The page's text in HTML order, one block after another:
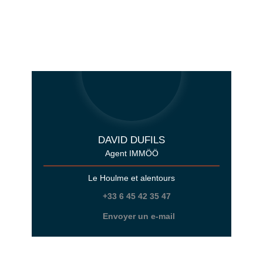
DAVID DUFILS
Agent IMMÖÖ
Le Houlme et alentours
+33 6 45 42 35 47
Envoyer un e-mail